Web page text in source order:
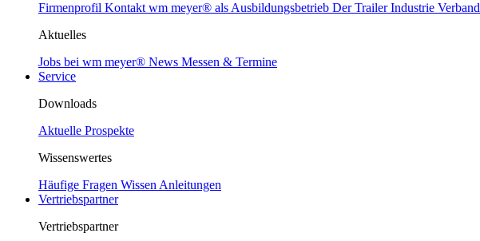
Firmenprofil Kontakt wm meyer® als Ausbildungsbetrieb Der Trailer Industrie Verband
Aktuelles
Jobs bei wm meyer® News Messen & Termine
Service
Downloads
Aktuelle Prospekte
Wissenswertes
Häufige Fragen Wissen Anleitungen
Vertriebspartner
Vertriebspartner